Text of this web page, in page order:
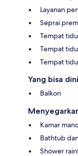
Layanan
Seprai
Tempat
Tempat
Tempat
Yang bisa
Balkon
Kamar
Bathtub
Shower